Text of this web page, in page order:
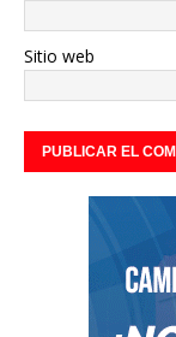
Sitio web